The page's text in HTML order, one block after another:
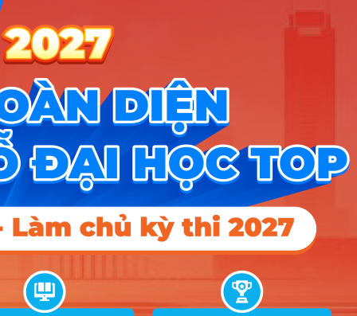
Sức khỏe và tinh thần thực địa:
không chỉ ngồi văn phòng; bạn sẽ có những
chuyến đi dài ngày ra biển, vào rừng hoặc
đến các công trường nắng gió để đặt máy thu
thập dữ liệu.
Sự tỉ mỉ và tính kỷ luật:Một sai sót nhỏ
trong việc đặt cảm biến hay đọc thông số có
thể dẫn đến việc khoan sai vị trí, gây thiệt hại
hàng tỷ đồng cho doanh nghiệp.
Cơ hội việc làm & Mức
lương tham khảo
Thị trường lao động ngành Kỹ thuật địa vật lý hiện